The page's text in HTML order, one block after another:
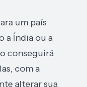
um país
a Índia ou a
conseguirá
com a
alterar sua